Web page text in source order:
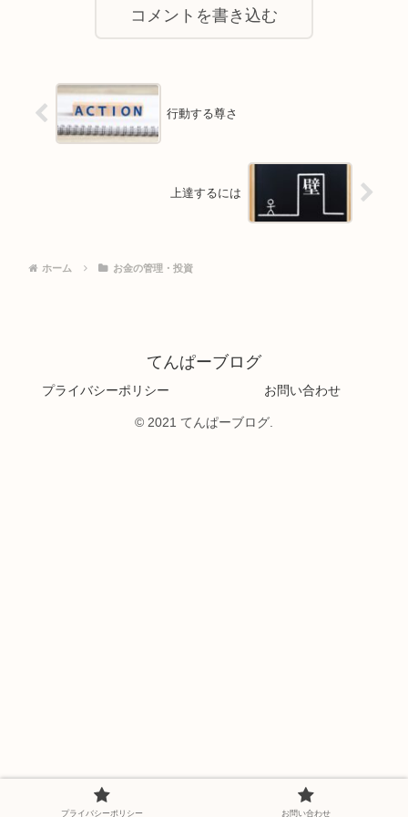
コメントを書き込む
行動する尊さ
上達するには
ホーム お金の管理・投資
てんぱーブログ
プライバシーポリシー お問い合わせ
© 2021 てんぱーブログ.
プライバシーポリシー お問い合わせ